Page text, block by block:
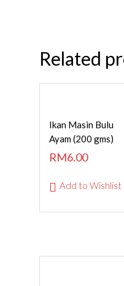
Related
ADD TO
CART
Ikan Masin Bulu
Ayam (200 gms)
RM6.00
Add to Wishlist